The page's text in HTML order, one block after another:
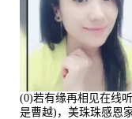
(0)若有缘再相见在线
是曹越)，美珠珠感恩